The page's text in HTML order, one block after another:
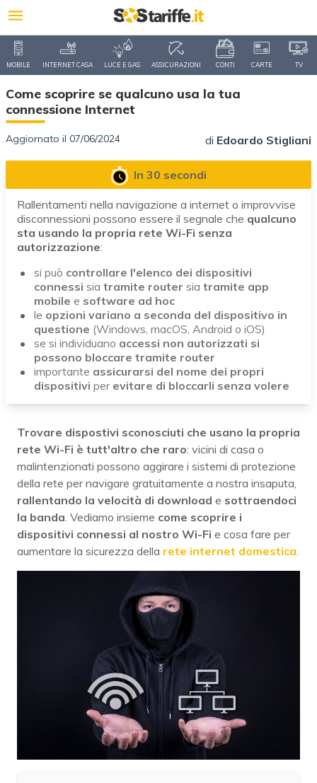
MOBILE INTERNET CASA LUCE E GAS ASSICURAZIONI CONTI CARTE TV
Come scoprire se qualcuno usa la tua
connessione Internet
Aggiornato il 07/06/2024 di Edoardo Stigliani
In 30 secondi
Rallentamenti nella navigazione a internet o improvvise
disconnessioni possono essere il segnale che qualcuno
sta usando la propria rete Wi-Fi senza
autorizzazione:
si può controllare l'elenco dei dispositivi
connessi sia tramite router sia tramite app
mobile e software ad hoc
le opzioni variano a seconda del dispositivo in
questione (Windows, macOS, Android o iOS)
se si individuano accessi non autorizzati si
possono bloccare tramite router
importante assicurarsi del nome dei propri
dispositivi per evitare di bloccarli senza volere
Trovare dispostivi sconosciuti che usano la propria
rete Wi-Fi è tutt'altro che raro: vicini di casa o
malintenzionati possono aggirare i sistemi di protezione
della rete per navigare gratuitamente a nostra insaputa,
rallentando la velocità di download e sottraendoci
la banda. Vediamo insieme come scoprire i
dispositivi connessi al nostro Wi-Fi e cosa fare per
aumentare la sicurezza della rete internet domestica.